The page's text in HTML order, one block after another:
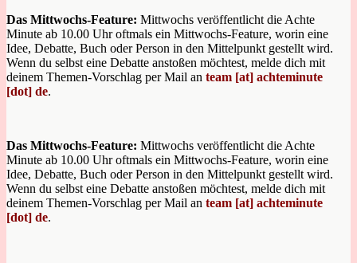
Das Mittwochs-Feature: Mittwochs veröffentlicht die Achte
Minute ab 10.00 Uhr oftmals ein Mittwochs-Feature, worin eine
Idee, Debatte, Buch oder Person in den Mittelpunkt gestellt wird.
Wenn du selbst eine Debatte anstoßen möchtest, melde dich mit
deinem Themen-Vorschlag per Mail an team [at] achteminute
[dot] de.
Das Mittwochs-Feature: Mittwochs veröffentlicht die Achte
Minute ab 10.00 Uhr oftmals ein Mittwochs-Feature, worin eine
Idee, Debatte, Buch oder Person in den Mittelpunkt gestellt wird.
Wenn du selbst eine Debatte anstoßen möchtest, melde dich mit
deinem Themen-Vorschlag per Mail an team [at] achteminute
[dot] de.